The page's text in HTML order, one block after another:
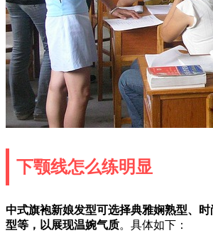
下颚线怎么练明显
中式旗袍新娘发型可选择典雅娴熟型、
型等，以展现温婉气质。具体如下：